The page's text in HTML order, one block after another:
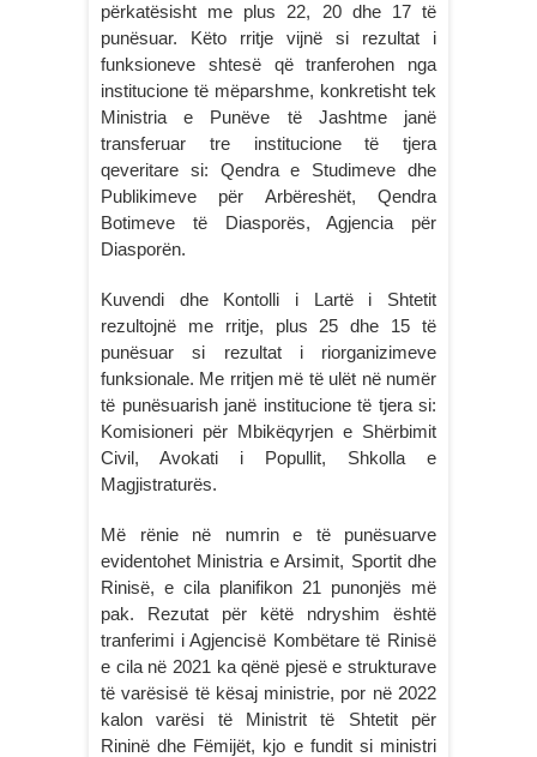
përkatësisht me plus 22, 20 dhe 17 të
punësuar. Këto rritje vijnë si rezultat i
funksioneve shtesë që tranferohen nga
institucione të mëparshme, konkretisht tek
Ministria e Punëve të Jashtme janë
transferuar tre institucione të tjera
qeveritare si: Qendra e Studimeve dhe
Publikimeve për Arbëreshët, Qendra
Botimeve të Diasporës, Agjencia për
Diasporën.
Kuvendi dhe Kontolli i Lartë i Shtetit
rezultojnë me rritje, plus 25 dhe 15 të
punësuar si rezultat i riorganizimeve
funksionale. Me rritjen më të ulët në numër
të punësuarish janë institucione të tjera si:
Komisioneri për Mbikëqyrjen e Shërbimit
Civil, Avokati i Popullit, Shkolla e
Magjistraturës.
Më rënie në numrin e të punësuarve
evidentohet Ministria e Arsimit, Sportit dhe
Rinisë, e cila planifikon 21 punonjës më
pak. Rezutat për këtë ndryshim është
tranferimi i Agjencisë Kombëtare të Rinisë
e cila në 2021 ka qënë pjesë e strukturave
të varësisë të kësaj ministrie, por në 2022
kalon varësi të Ministrit të Shtetit për
Rininë dhe Fëmijët, kjo e fundit si ministri